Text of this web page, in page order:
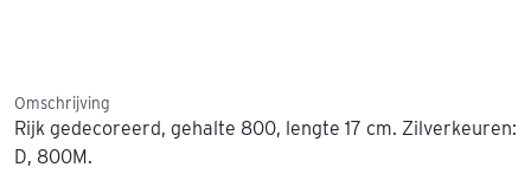
Omschrijving
Rijk gedecoreerd, gehalte 800, lengte 17 cm. Zilverkeuren:
D, 800M.